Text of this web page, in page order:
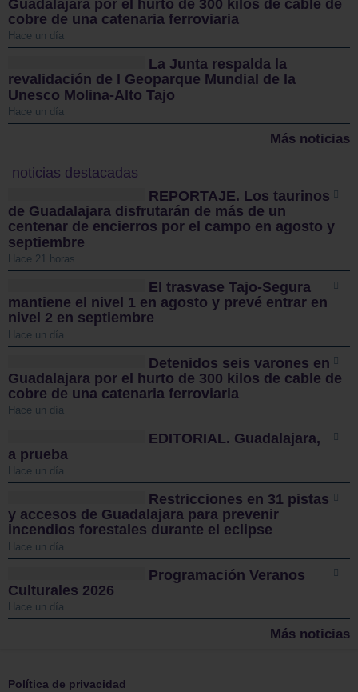
Guadalajara por el hurto de 300 kilos de cable de
cobre de una catenaria ferroviaria
Hace un día
La Junta respalda la
revalidación de l Geoparque Mundial de la
Unesco Molina-Alto Tajo
Hace un día
Más noticias
noticias destacadas
REPORTAJE. Los taurinos
de Guadalajara disfrutarán de más de un
centenar de encierros por el campo en agosto y
septiembre
Hace 21 horas
El trasvase Tajo-Segura
mantiene el nivel 1 en agosto y prevé entrar en
nivel 2 en septiembre
Hace un día
Detenidos seis varones en
Guadalajara por el hurto de 300 kilos de cable de
cobre de una catenaria ferroviaria
Hace un día
EDITORIAL. Guadalajara,
a prueba
Hace un día
Restricciones en 31 pistas
y accesos de Guadalajara para prevenir
incendios forestales durante el eclipse
Hace un día
Programación Veranos
Culturales 2026
Hace un día
Más noticias
Política de privacidad